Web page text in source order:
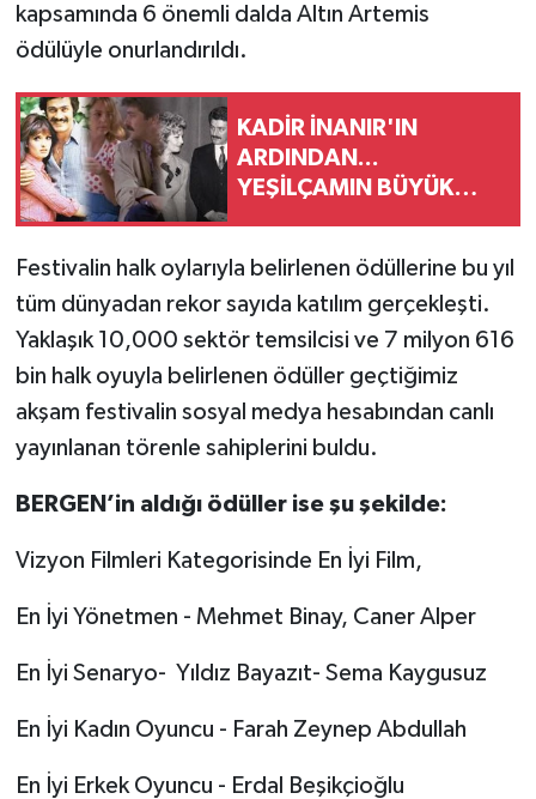
kapsamında 6 önemli dalda Altın Artemis
ödülüyle onurlandırıldı.
KADİR İNANIR'IN
ARDINDAN...
YEŞİLÇAMIN BÜYÜK
Festivalin halk oylarıyla belirlenen ödüllerine bu yıl
tüm dünyadan rekor sayıda katılım gerçekleşti.
Yaklaşık 10,000 sektör temsilcisi ve 7 milyon 616
bin halk oyuyla belirlenen ödüller geçtiğimiz
akşam festivalin sosyal medya hesabından canlı
yayınlanan törenle sahiplerini buldu.
BERGEN’in aldığı ödüller ise şu şekilde:
Vizyon Filmleri Kategorisinde En İyi Film,
En İyi Yönetmen - Mehmet Binay, Caner Alper
En İyi Senaryo- Yıldız Bayazıt- Sema Kaygusuz
En İyi Kadın Oyuncu - Farah Zeynep Abdullah
En İyi Erkek Oyuncu - Erdal Beşikçioğlu